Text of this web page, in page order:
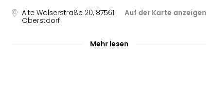
Alte Walserstraße 20, 87561
Oberstdorf
Auf der Karte anzeigen
Mehr lesen